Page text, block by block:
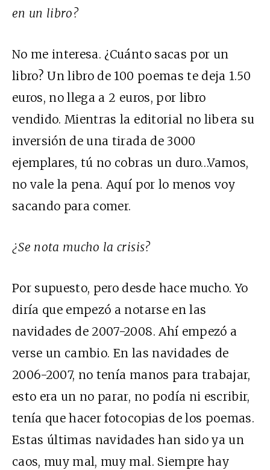
en un libro?
No me interesa. ¿Cuánto sacas por un
libro? Un libro de 100 poemas te deja 1.50
euros, no llega a 2 euros, por libro
vendido. Mientras la editorial no libera su
inversión de una tirada de 3000
ejemplares, tú no cobras un duro…Vamos,
no vale la pena. Aquí por lo menos voy
sacando para comer.
¿Se nota mucho la crisis?
Por supuesto, pero desde hace mucho. Yo
diría que empezó a notarse en las
navidades de 2007-2008. Ahí empezó a
verse un cambio. En las navidades de
2006-2007, no tenía manos para trabajar,
esto era un no parar, no podía ni escribir,
tenía que hacer fotocopias de los poemas.
Estas últimas navidades han sido ya un
caos, muy mal, muy mal. Siempre hay